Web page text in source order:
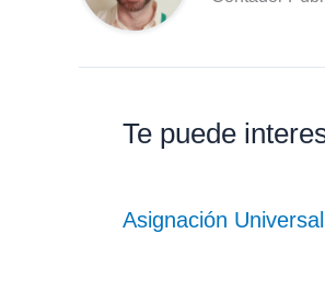
Te puede
Asignación